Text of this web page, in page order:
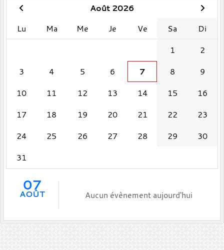
Août 2026
Lu
Ma Me Je Ve Sa
Di
1
2
3
4 5 6 7 8
9
10
11 12 13 14 15
16
17
18 19 20 21 22
23
24
25 26 27 28 29
30
31
07
AOÛT Aucun évènement aujourd'hui